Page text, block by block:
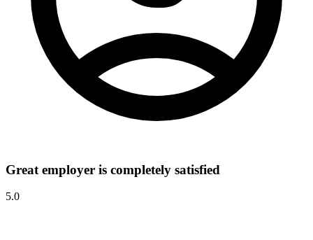
Great employer is completely satisfied
5.0